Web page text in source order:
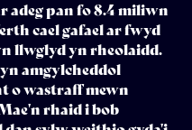
adeg pan fo 8.4 miliwn
cael gafael ar fwyd
llwglyd yn rheolaidd.
amgylcheddol
o wastraff mewn
rhaid i bob